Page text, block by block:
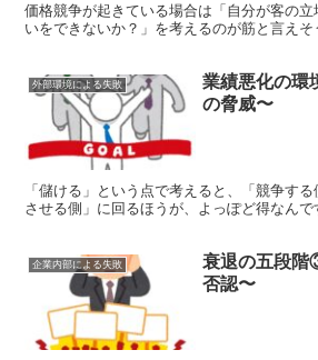
価格競争が起きている場合は「自分が客の
いをできないか？」を考えるのが筋と言えそ
外部環境による失敗
業績悪化の環
の脅威〜
「儲ける」という点で考えると、「競争す
させる側」に回るほうが、よっぽど得なんで
企業内部による失敗
衰退の五段階
否認〜